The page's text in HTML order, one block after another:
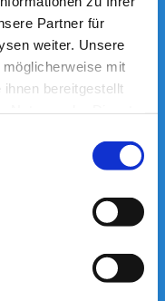
Partner für
weiter. Unsere
mit
bereitgestellt
und